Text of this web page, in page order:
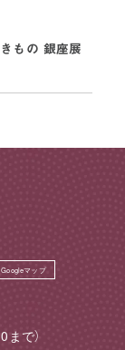
もの 銀座展
Googleマップ
で）